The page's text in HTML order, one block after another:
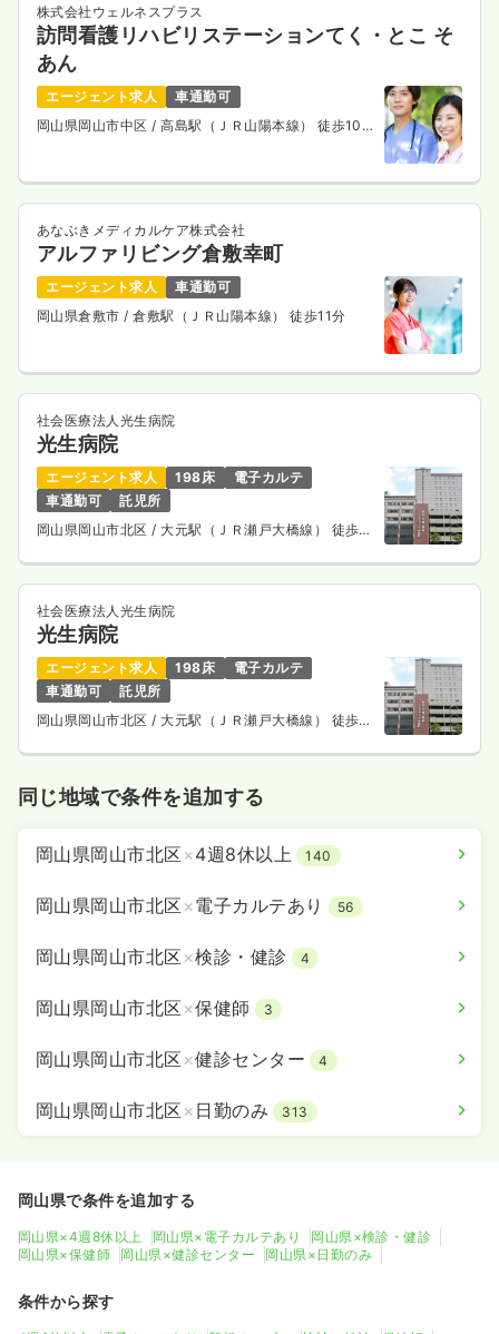
株式会社ウェルネスプラス
訪問看護リハビリステーションてく・とこ そ
あん
エージェント求人
車通勤可
岡山県岡山市中区/ 高島駅（ＪＲ山陽本線） 徒歩10
あなぶきメディカルケア株式会社
アルファリビング倉敷幸町
エージェント求人
車通勤可
岡山県倉敷市/ 倉敷駅（ＪＲ山陽本線） 徒歩11分
社会医療法人光生病院
光生病院
エージェント求人 198床
電子カルテ
車通勤可
託児所
岡山県岡山市北区 / 大元駅（ＪＲ瀬戸大橋線） 徒歩
社会医療法人光生病院
光生病院
エージェント求人 198床
電子カルテ
車通勤可
託児所
岡山県岡山市北区 / 大元駅（ＪＲ瀬戸大橋線） 徒歩
同じ地域で条件を追加する
岡山県岡山市北区 ×4週8休以上 140
岡山県岡山市北区 ×電子カルテあり 56
岡山県岡山市北区 ×検診・健診 4
岡山県岡山市北区 ×保健師 3
岡山県岡山市北区 ×健診センター 4
岡山県岡山市北区 × 日勤のみ 313
岡山県で条件を追加する
岡山県×4週8休以上 岡山県×電子カルテあり
岡山県×検診・健診
岡山県×保健師
岡山県×健診センター 岡山県×日勤のみ
条件から探す